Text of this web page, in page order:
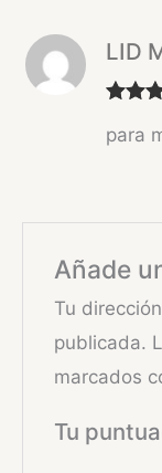
o con3
LID
para
Añade
Tu
publicada.
marcados
Tu